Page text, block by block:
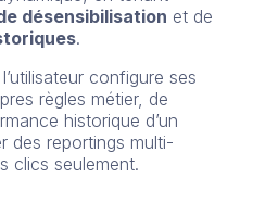
désensibilisation et de
.
configure ses
règles métier, de
historique d’un
des reportings multi-
clics seulement.